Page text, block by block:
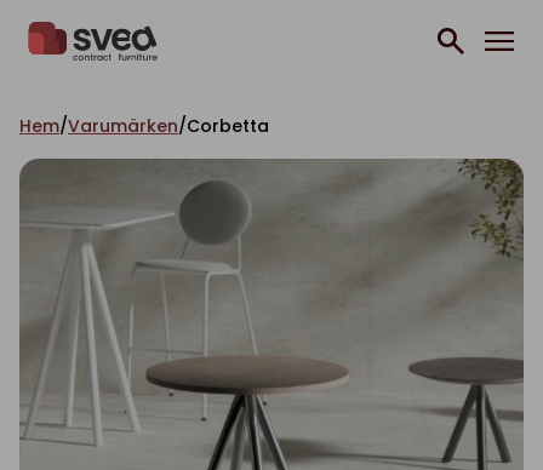
Hem/Varumärken/Corbetta